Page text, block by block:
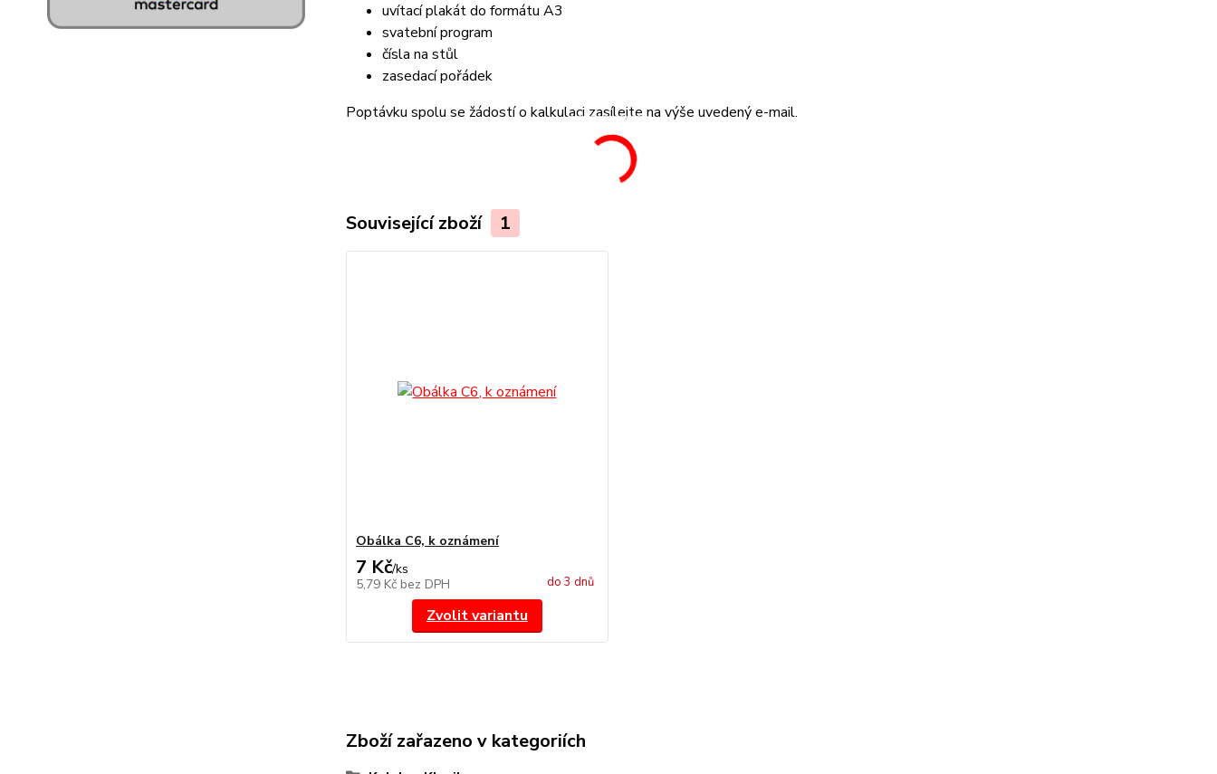
uvítací plakát do formátu A3
svatební program
čísla na stůl
zasedací pořádek
Poptávku spolu se žádostí o kalkulaci zasílejte na výše uvedený e-mail.
Související zboží 1
Obálka C6, k oznámení
7 Kč/ks
5,79 Kč bez DPH do 3 dnů
Zvolit variantu
Zboží zařazeno v kategoriích